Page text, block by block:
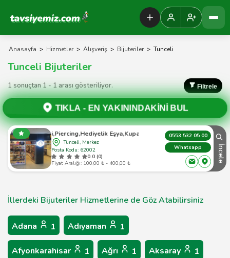
Tavsiyemiz Anasayfa
Anasayfa > Hizmetler > Alışveriş > Bijuteriler > Tunceli
Tunceli Bijuteriler
1 sonuçtan 1 - 1 arası gösteriliyor. Filtrele
TIKLA - EN YAKININDAKİNİ BUL
Pia Bijuteri,Piercing,Hediyelik Eşya,Kupa Baskısı,Magnet Vs
Tunceli, Merkez
Posta Kodu: 62002
0.0 (0)
Fiyat Aralığı: 100,00 ₺ - 400,00 ₺
0553 532 05 00
Whatsapp
İncele
İllerdeki Bijuteriler Hizmetlerine de Göz Atabilirsiniz
Adana 1 Adıyaman 1
Afyonkarahisar 1 Ağrı 1 Aksaray 1